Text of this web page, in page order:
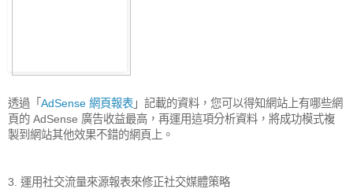
透過「AdSense 網頁報表 」記載的資料，您可以得知網站上有哪些網
頁的 AdSense 廣告收益最高，再運用這項分析資料，將成功模式複
製到網站其他效果不錯的網頁上。
3. 運用社交流量來源報表來修正社交媒體策略